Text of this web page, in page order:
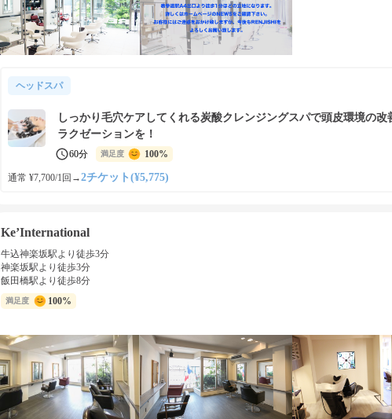
ヘッドスパ
しっかり毛穴ケアしてくれる炭酸クレンジングスパで頭皮環境の改
ラクゼーションを！
60分 満足度 100%
通常 ¥7,700/1回 →2チケット(¥5,775)
Ke’International
牛込神楽坂駅より徒歩3分
神楽坂駅より徒歩3分
飯田橋駅より徒歩8分
満足度 100%